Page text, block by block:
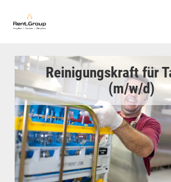
Reinigungskraft für
(m/w/d)